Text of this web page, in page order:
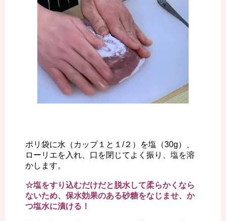
ポリ袋に水（カップ１と１/２）を塩（30g）、
ローリエを入れ、口を閉じてよく振り、塩を溶
かします。
☆塩をすり込むだけだと脱水して柔らかくなら
ないため、保水効果のある砂糖をなじませ、か
つ塩水に漬ける！